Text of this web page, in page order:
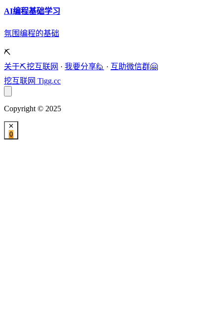
AI编程基础学习
氛围编程的基础
⛏️
关于⛏️挖互联网 · 我要分享🙋 · 互助微信群🤗
挖互联网 Tigg.cc
Copyright © 2025
0